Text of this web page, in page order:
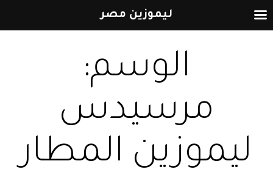
إلى
الوسم:
مرسيدس
ليموزين المطار
ليموزين مصر